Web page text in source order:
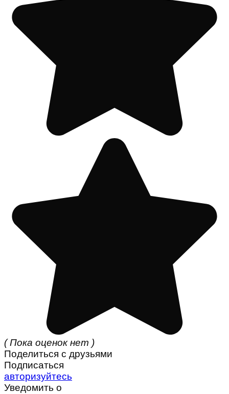
( Пока оценок нет )
Поделиться с друзьями
Подписаться
авторизуйтесь
Уведомить о